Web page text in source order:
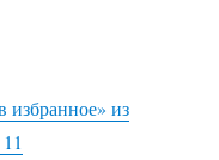
избранное» из